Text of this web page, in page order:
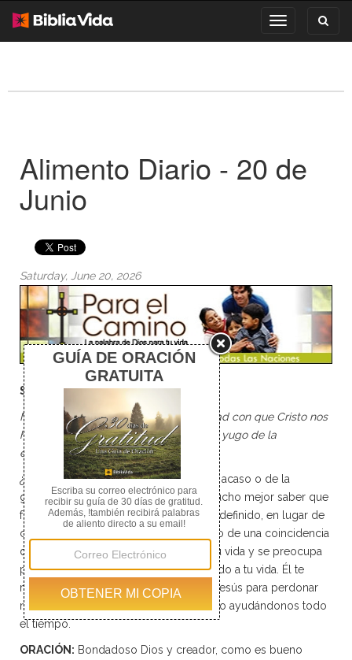
Toggle
navigation
Alimento Diario - 20 de
Junio
Saturday, June 20, 2026
Somos obra de Dios
Manténganse, pues, firmes en la libertad con que Cristo nos
hizo libres, y no se sometan otra vez al yugo de la
esclavitud. - Gálatas 5:1
¿Prefieres creer que tu vida es obra del acaso o de la
grandeza de las manos de Dios? Es mucho mejor saber que
fuimos creados con un propósito bien definido, en lugar de
creer que somos obra del acaso o fruto de una coincidencia
de factores. ¡Dios te creo! Él cuida de tu vida y se preocupa
por ti. Entrega tu vivir a Dios. Él da sentido a tu vida. Él te
muestra el camino a seguir. Él envió a Jesús para perdonar
nuestros pecados. Él está a nuestro lado ayudándonos todo
el tiempo.
ORACIÓN: Bondadoso Dios y creador, como es bueno